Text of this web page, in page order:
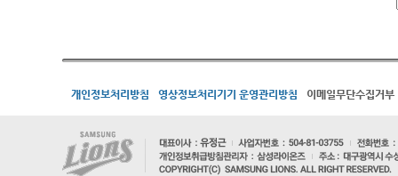
개인정보처리방침 영상정보처리기기 운영관리방침 이메일무단수집거부